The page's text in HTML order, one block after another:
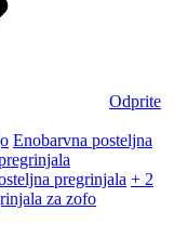
Odprite
Enobarvna posteljna
pregrinjala + 2
za zofo